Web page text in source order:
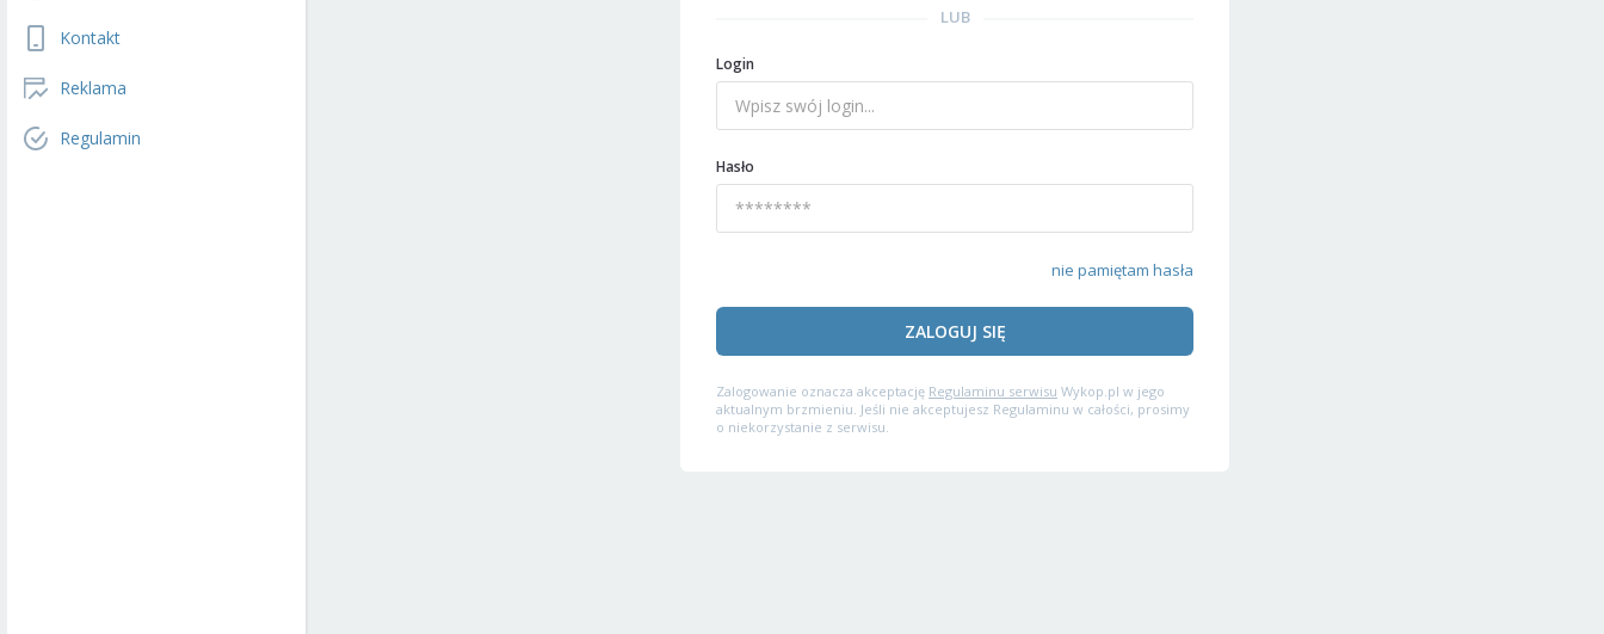
Kontakt
Reklama
Regulamin
LUB
Login
Hasło
nie pamiętam hasła
ZALOGUJ SIĘ
Zalogowanie oznacza akceptację Regulaminu serwisu Wykop.pl w jego
aktualnym brzmieniu. Jeśli nie akceptujesz Regulaminu w całości, prosimy
o niekorzystanie z serwisu.